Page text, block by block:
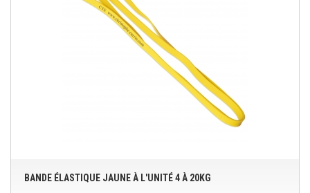
BANDE ÉLASTIQUE JAUNE À L'UNITÉ 4 À 20KG